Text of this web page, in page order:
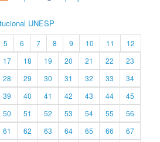
UNESP
5 6 7 8 9 10 11
12
17 18 19 20 21 22
23
28 29 30 31 32 33
34
39 40 41 42 43 44
45
50 51 52 53 54 55
56
61 62 63 64 65 66
67